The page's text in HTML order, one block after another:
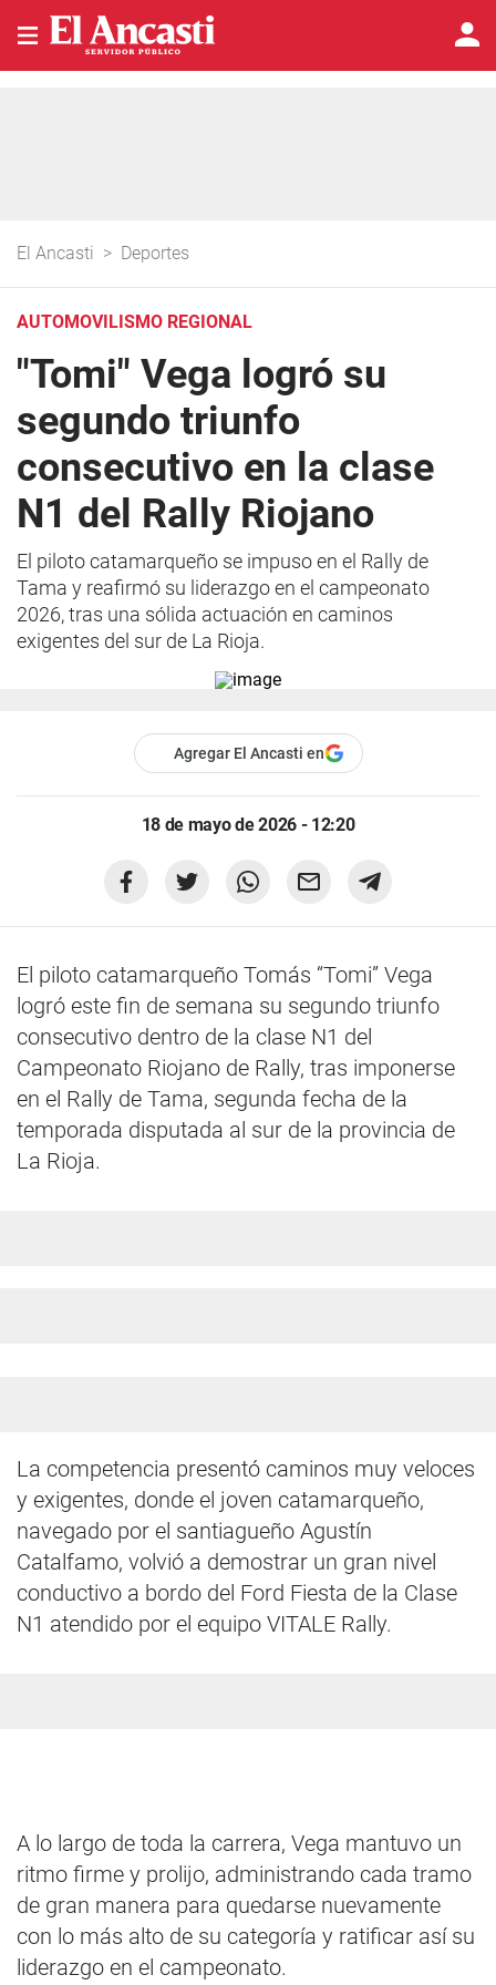
El Ancasti > Deportes
AUTOMOVILISMO REGIONAL
"Tomi" Vega logró su
segundo triunfo
consecutivo en la clase
N1 del Rally Riojano
El piloto catamarqueño se impuso en el Rally de
Tama y reafirmó su liderazgo en el campeonato
2026, tras una sólida actuación en caminos
exigentes del sur de La Rioja.
Agregar El Ancasti en
18 de mayo de 2026 - 12:20
El piloto catamarqueño Tomás “Tomi” Vega
logró este fin de semana su segundo triunfo
consecutivo dentro de la clase N1 del
Campeonato Riojano de Rally, tras imponerse
en el Rally de Tama, segunda fecha de la
temporada disputada al sur de la provincia de
La Rioja.
La competencia presentó caminos muy veloces
y exigentes, donde el joven catamarqueño,
navegado por el santiagueño Agustín
Catalfamo, volvió a demostrar un gran nivel
conductivo a bordo del Ford Fiesta de la Clase
N1 atendido por el equipo VITALE Rally.
A lo largo de toda la carrera, Vega mantuvo un
ritmo firme y prolijo, administrando cada tramo
de gran manera para quedarse nuevamente
con lo más alto de su categoría y ratificar así su
liderazgo en el campeonato.